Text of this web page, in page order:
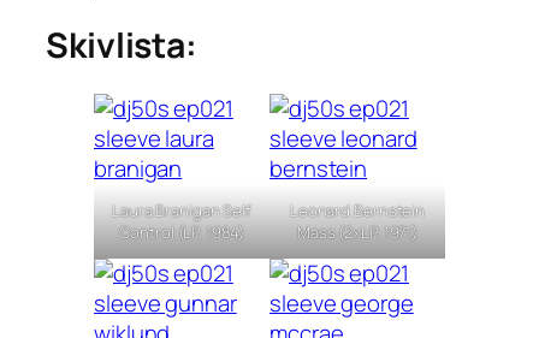
Skivlista:
Laura Branigan Self
Control (LP, 1984)
Leonard Bernstein
Mass (2xLP, 1971)